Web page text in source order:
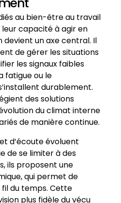
au bien-être au travail
capacité à agir en
devient un axe central. Il
de gérer les situations
les signaux faibles
fatigue ou le
durablement.
des solutions
du climat interne
de manière continue.
d’écoute évoluent
de se limiter à des
ils proposent une
qui permet de
du temps. Cette
plus fidèle du vécu